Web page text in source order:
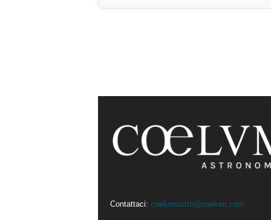
Contattaci: coelumastro@coelum.com